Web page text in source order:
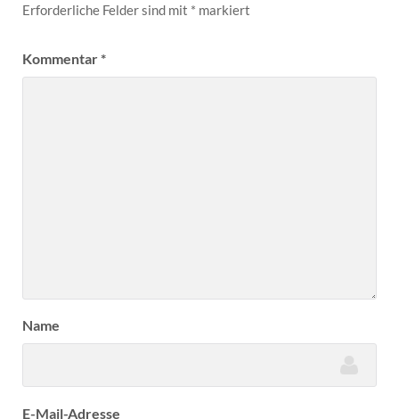
Erforderliche Felder sind mit * markiert
Kommentar*
Name
E-Mail-Adresse